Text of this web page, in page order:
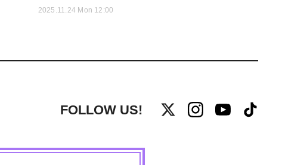
2025.11.24 Mon 12:00
FOLLOW US!